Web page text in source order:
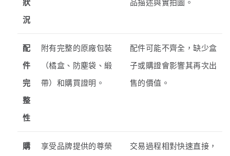
狀
況
品描述與實拍圖。
配
件
完
整
性
附有完整的原廠包裝
（橘盒、防塵袋、緞
帶）和購買證明。
配件可能不齊全，缺少盒
子或購證會影響其再次出
售的價值。
購
享受品牌提供的尊榮
交易過程相對快速直接，